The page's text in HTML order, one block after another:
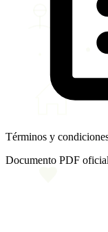
Términos y
Documento PDF